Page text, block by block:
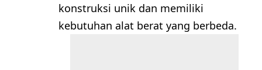
konstruksi unik dan memiliki
kebutuhan alat berat yang berbeda.